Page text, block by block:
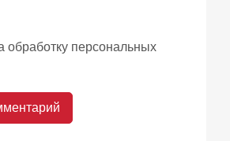
обработку персональных